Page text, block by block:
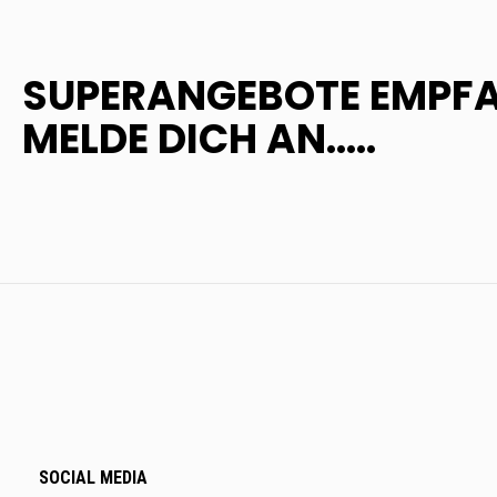
SUPERANGEBOTE
MELDE DICH AN.....
SOCIAL MEDIA